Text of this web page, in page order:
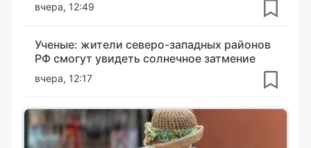
вчера, 12:49
Ученые: жители северо-западных районов
РФ смогут увидеть солнечное затмение
вчера, 12:17